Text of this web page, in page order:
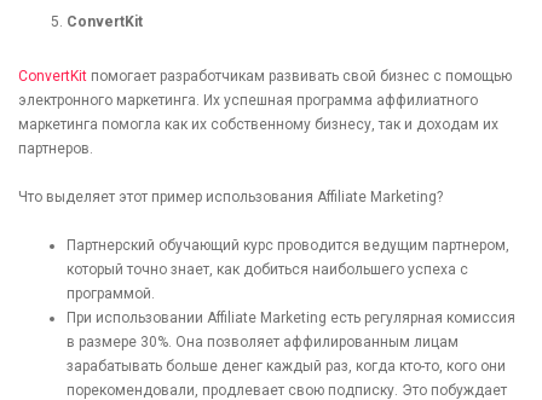
ConvertKit
ConvertKit помогает разработчикам развивать свой бизнес с помощью
электронного маркетинга. Их успешная программа аффилиатного
маркетинга помогла как их собственному бизнесу, так и доходам их
партнеров.
Что выделяет этот пример использования Affiliate Marketing?
Партнерский обучающий курс проводится ведущим партнером,
который точно знает, как добиться наибольшего успеха с
программой.
При использовании Affiliate Marketing есть регулярная комиссия
в размере 30%. Она позволяет аффилированным лицам
зарабатывать больше денег каждый раз, когда кто-то, кого они
порекомендовали, продлевает свою подписку. Это побуждает